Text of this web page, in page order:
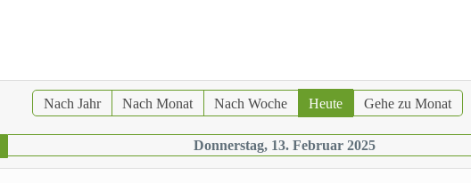
Nach Jahr Nach Monat Nach Woche Heute Gehe zu Monat
Donnerstag, 13. Februar 2025